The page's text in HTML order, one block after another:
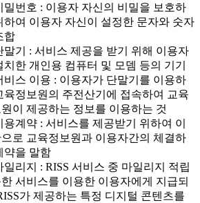
번호 : 이용자 자신의 비밀을 보호하
하여 이용자 자신이 설정한 문자와 숫자
합
기 : 서비스 제공을 받기 위해 이용자
치한 개인용 컴퓨터 및 모뎀 등의 기기
스 이용 : 이용자가 단말기를 이용하
육정보원의 주전산기에 접속하여 교육
이 제공하는 정보를 이용하는 것
계약 : 서비스를 제공받기 위하여 이
로 교육정보원과 이용자간의 체결하
약을 말함
리지 : RISS 서비스 중 마일리지 적립
서비스를 이용한 이용자에게 지급되
가 제공하는 특정 디지털 콘텐츠를